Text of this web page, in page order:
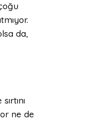
da,
ne de